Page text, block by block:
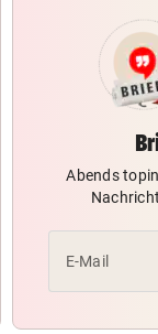
Abends
E-Mail